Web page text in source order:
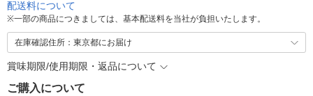
配送料について
※一部の商品につきましては、基本配送料を当社が負担いたします。
在庫確認住所：東京都にお届け
賞味期限/使用期限・返品について
ご購入について